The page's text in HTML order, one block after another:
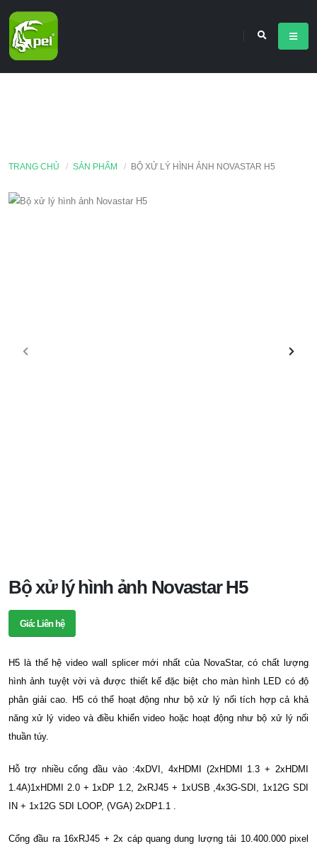
TRANG CHỦ SẢN PHẨM BỘ XỬ LÝ HÌNH ẢNH NOVASTAR H5
Bộ xử lý hình ảnh Novastar H5
Giá: Liên hệ
H5 là thế hệ video wall splicer mới nhất của NovaStar, có chất lượng
hình ảnh tuyệt vời và được thiết kế đặc biệt cho màn hình LED có độ
phân giải cao. H5 có thể hoạt động như bộ xử lý nối tích hợp cả khả
năng xử lý video và điều khiển video hoặc hoạt động như bộ xử lý nối
thuần túy.
Hỗ trợ nhiều cổng đầu vào :4xDVI, 4xHDMI (2xHDMI 1.3 + 2xHDMI
1.4A)1xHDMI 2.0 + 1xDP 1.2, 2xRJ45 + 1xUSB ,4x3G-SDI, 1x12G SDI
IN + 1x12G SDI LOOP, (VGA) 2xDP1.1 .
Cổng đầu ra 16xRJ45 + 2x cáp quang dung lượng tải 10.400.000 pixel